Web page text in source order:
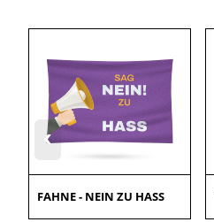
‹
FAHNE - NEIN ZU HASS